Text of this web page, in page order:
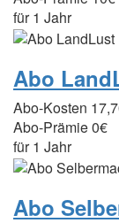
für 1 Jahr
Abo
Abo-Kosten
Abo-Prämie0€
für 1 Jahr
Abo